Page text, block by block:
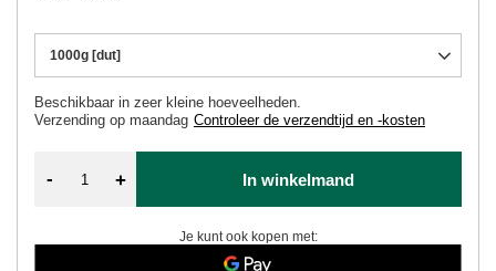
1000g [dut]
Beschikbaar in zeer kleine hoeveelheden
Verzending op maandag Controleer de verzendtijd en -kosten
- + In winkelmand
Je kunt ook kopen met: